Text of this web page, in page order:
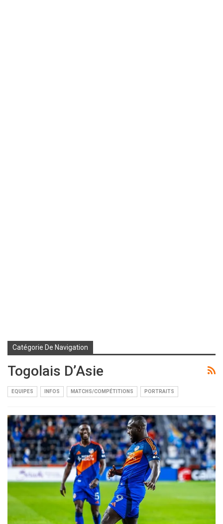
Catégorie De Navigation
Togolais D’Asie
EQUIPES INFOS MATCHS/COMPÉTITIONS PORTRAITS